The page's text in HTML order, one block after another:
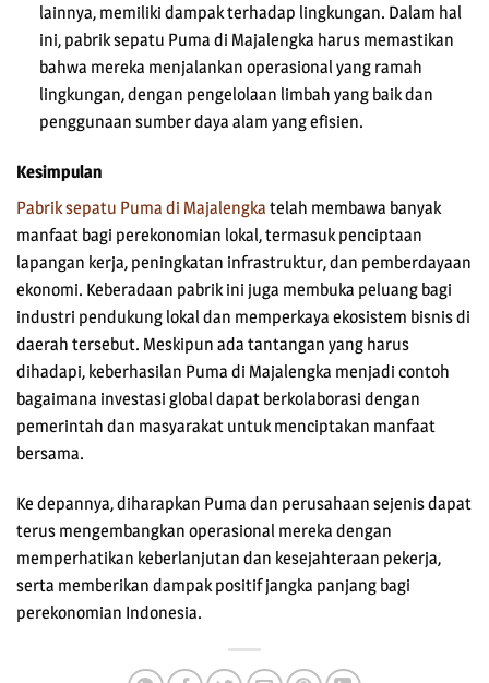
lainnya, memiliki dampak terhadap lingkungan. Dalam hal
ini, pabrik sepatu Puma di Majalengka harus memastikan
bahwa mereka menjalankan operasional yang ramah
lingkungan, dengan pengelolaan limbah yang baik dan
penggunaan sumber daya alam yang efisien.
Kesimpulan
Pabrik sepatu Puma di Majalengka telah membawa banyak
manfaat bagi perekonomian lokal, termasuk penciptaan
lapangan kerja, peningkatan infrastruktur, dan pemberdayaan
ekonomi. Keberadaan pabrik ini juga membuka peluang bagi
industri pendukung lokal dan memperkaya ekosistem bisnis di
daerah tersebut. Meskipun ada tantangan yang harus
dihadapi, keberhasilan Puma di Majalengka menjadi contoh
bagaimana investasi global dapat berkolaborasi dengan
pemerintah dan masyarakat untuk menciptakan manfaat
bersama.
Ke depannya, diharapkan Puma dan perusahaan sejenis dapat
terus mengembangkan operasional mereka dengan
memperhatikan keberlanjutan dan kesejahteraan pekerja,
serta memberikan dampak positif jangka panjang bagi
perekonomian Indonesia.